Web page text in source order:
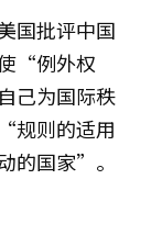
国批评中国
“例外权
己为国际秩
规则的适用
的国家”。